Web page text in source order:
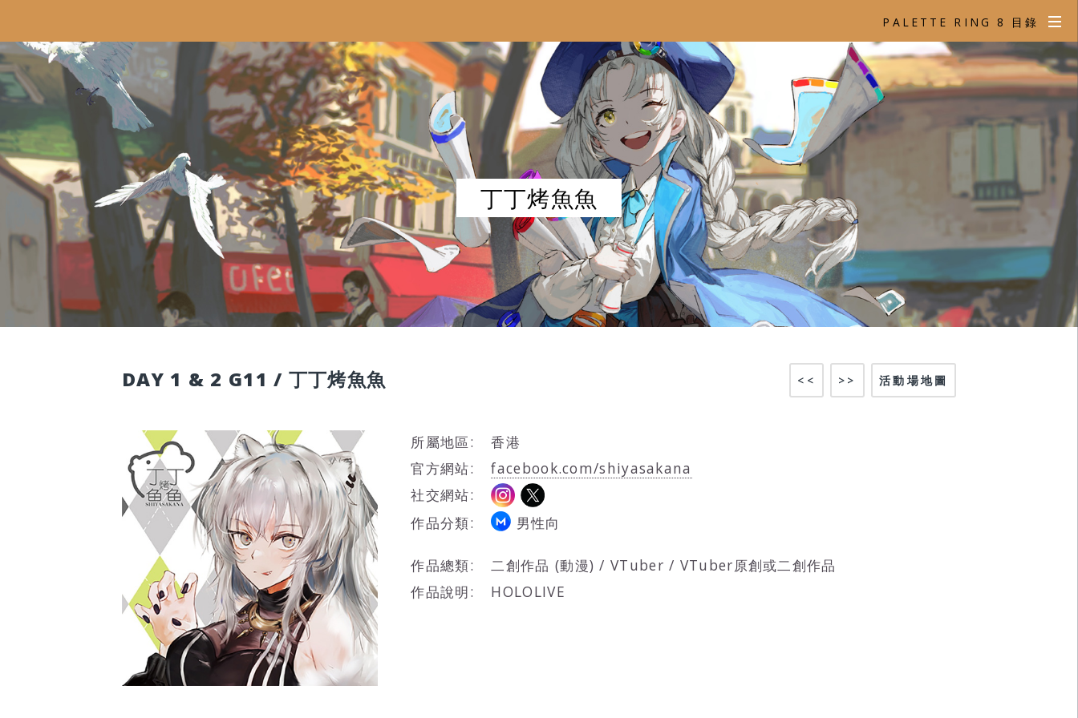
PALETTE RING 8 目錄
丁丁烤魚魚
DAY 1 & 2 G11 / 丁丁烤魚魚 活動場地圖
>>
<<
所屬地區:
香港
官方網站:
facebook.com/shiyasakana
社交網站:
作品分類:
男性向
作品總類:
二創作品 (動漫) / VTuber / VTuber原創或二創作品
作品說明:
HOLOLIVE